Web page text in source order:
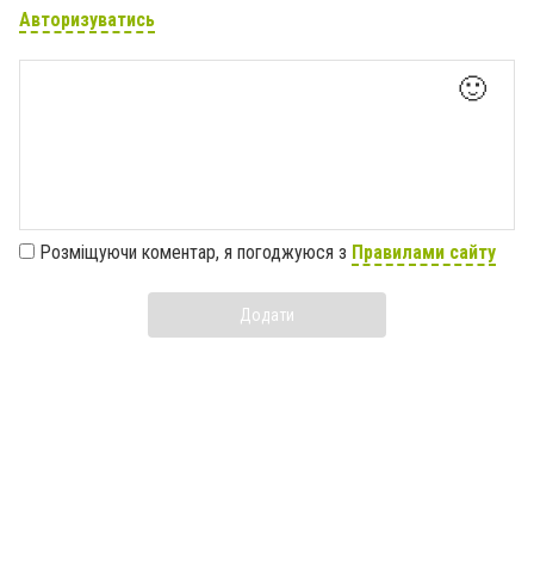
Авторизуватись
🙂
Розміщуючи коментар, я погоджуюся з Правилами сайту
Додати